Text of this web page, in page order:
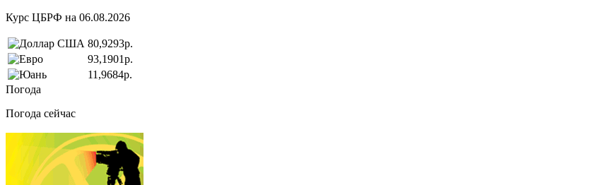
Курс ЦБРФ на 06.08.2026
80,9293р.
93,1901р.
11,9684р.
Погода
Погода сейчас